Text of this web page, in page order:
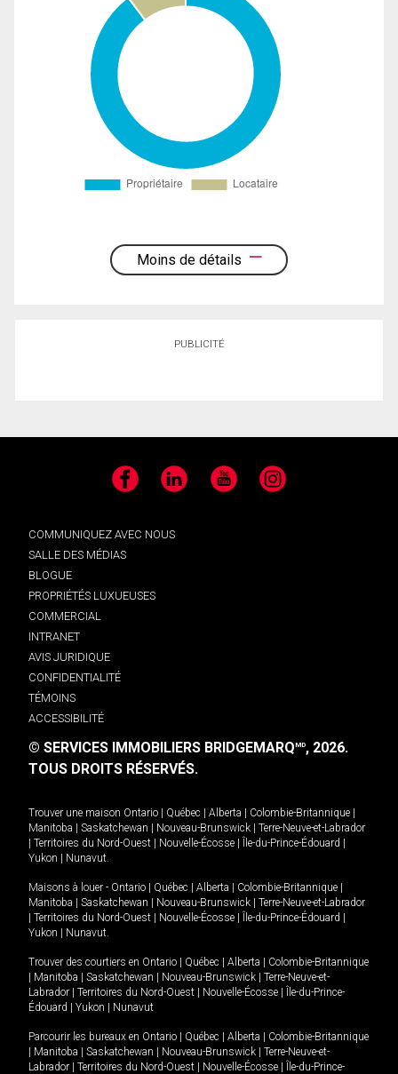
Moins de détails
PUBLICITÉ
Facebook LinkedIn YouTube Instagram
COMMUNIQUEZ AVEC NOUS
SALLE DES MÉDIAS
BLOGUE
PROPRIÉTÉS LUXUEUSES
COMMERCIAL
INTRANET
AVIS JURIDIQUE
CONFIDENTIALITÉ
TÉMOINS
ACCESSIBILITÉ
© SERVICES IMMOBILIERS BRIDGEMARQMD, 2026.
TOUS DROITS RÉSERVÉS.
Trouver une maison Ontario | Québec | Alberta | Colombie-Britannique |
Manitoba | Saskatchewan | Nouveau-Brunswick | Terre-Neuve-et-Labrador
| Territoires du Nord-Ouest | Nouvelle-Écosse | Île-du-Prince-Édouard |
Yukon | Nunavut
Maisons à louer - Ontario | Québec | Alberta | Colombie-Britannique |
Manitoba | Saskatchewan | Nouveau-Brunswick | Terre-Neuve-et-Labrador
| Territoires du Nord-Ouest | Nouvelle-Écosse | Île-du-Prince-Édouard |
Yukon | Nunavut
Trouver des courtiers en Ontario | Québec | Alberta | Colombie-Britannique
| Manitoba | Saskatchewan | Nouveau-Brunswick | Terre-Neuve-et-
Labrador | Territoires du Nord-Ouest | Nouvelle-Écosse | Île-du-Prince-
Édouard | Yukon | Nunavut
Parcourir les bureaux en Ontario | Québec | Alberta | Colombie-Britannique
| Manitoba | Saskatchewan | Nouveau-Brunswick | Terre-Neuve-et-
Labrador | Territoires du Nord-Ouest | Nouvelle-Écosse | Île-du-Prince-